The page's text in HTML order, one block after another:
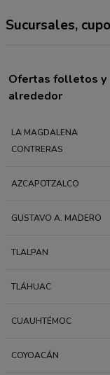
Sucursales,
Ofertas folletos y
alrededor
LA MAGDALENA
CONTRERAS
AZCAPOTZALCO
GUSTAVO A. MADERO
TLALPAN
TLÁHUAC
CUAUHTÉMOC
COYOACÁN